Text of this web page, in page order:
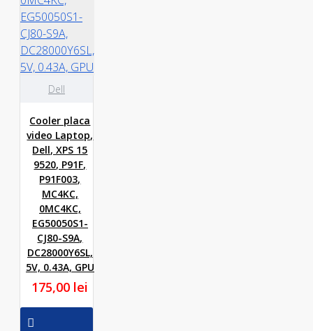
Dell
Cooler placa
video Laptop,
Dell, XPS 15
9520, P91F,
P91F003,
MC4KC,
0MC4KC,
EG50050S1-
CJ80-S9A,
DC28000Y6SL,
5V, 0.43A, GPU
175,00 lei